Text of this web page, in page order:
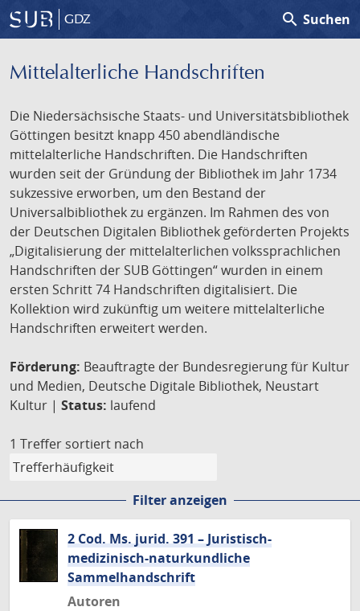
GDZ search Suchen
Mittelalterliche Handschriften
Die Niedersächsische Staats- und Universitätsbibliothek
Göttingen besitzt knapp 450 abendländische
mittelalterliche Handschriften. Die Handschriften
wurden seit der Gründung der Bibliothek im Jahr 1734
sukzessive erworben, um den Bestand der
Universalbibliothek zu ergänzen. Im Rahmen des von
der Deutschen Digitalen Bibliothek geförderten Projekts
„Digitalisierung der mittelalterlichen volkssprachlichen
Handschriften der SUB Göttingen“ wurden in einem
ersten Schritt 74 Handschriften digitalisiert. Die
Kollektion wird zukünftig um weitere mittelalterliche
Handschriften erweitert werden.
Förderung: Beauftragte der Bundesregierung für Kultur
und Medien, Deutsche Digitale Bibliothek, Neustart
Kultur | Status: laufend
1 Treffer sortiert nach
Filter anzeigen
2 Cod. Ms. jurid. 391 – Juristisch-
medizinisch-naturkundliche
Sammelhandschrift
Autoren